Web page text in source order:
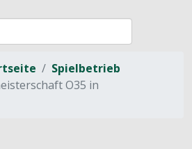
Spielbetrieb
O35 in